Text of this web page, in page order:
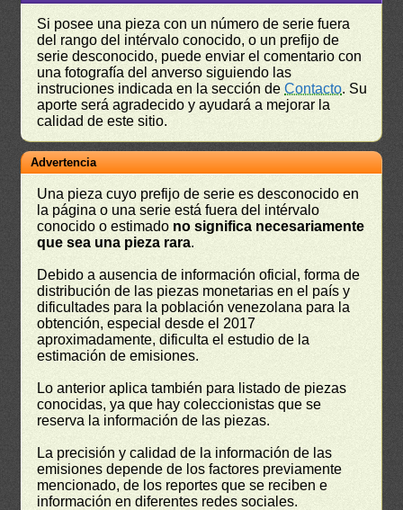
Si posee una pieza con un número de serie fuera
del rango del intérvalo conocido, o un prefijo de
serie desconocido, puede enviar el comentario con
una fotografía del anverso siguiendo las
instruciones indicada en la sección deContacto. Su
aporte será agradecido y ayudará a mejorar la
calidad de este sitio.
Advertencia
Una pieza cuyo prefijo de serie es desconocido en
la página o una serie está fuera del intérvalo
conocido o estimado no significa necesariamente
que sea una pieza rara.
Debido a ausencia de información oficial, forma de
distribución de las piezas monetarias en el país y
dificultades para la población venezolana para la
obtención, especial desde el 2017
aproximadamente, dificulta el estudio de la
estimación de emisiones.
Lo anterior aplica también para listado de piezas
conocidas, ya que hay coleccionistas que se
reserva la información de las piezas.
La precisión y calidad de la información de las
emisiones depende de los factores previamente
mencionado, de los reportes que se reciben e
información en diferentes redes sociales.